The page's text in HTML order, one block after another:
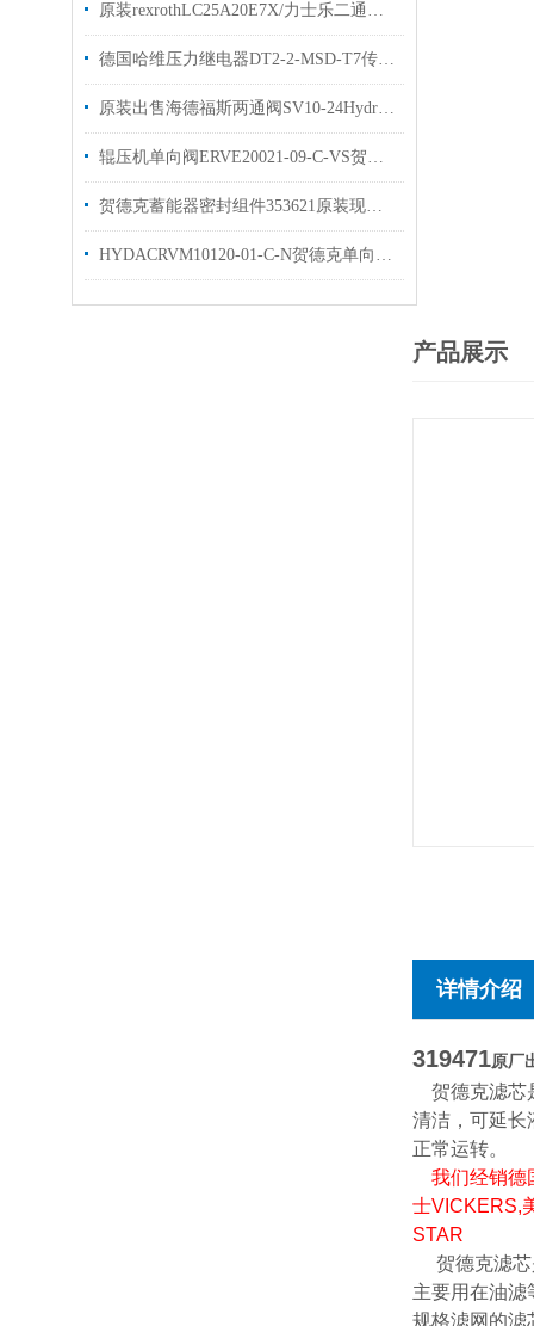
原装rexrothLC25A20E7X/力士乐二通插装阀优势出售有现货
德国哈维压力继电器DT2-2-MSD-T7传感器直销
原装出售海德福斯两通阀SV10-24HydraForce插装阀
辊压机单向阀ERVE20021-09-C-VS贺德克原装库存
贺德克蓄能器密封组件353621原装现货出售
HYDACRVM10120-01-C-N贺德克单向阀现货出售
产品展示
详情介绍
319471原厂
贺德克滤芯
清洁，可延长
正常运转。
我们经销德
士VICKERS,
STAR
贺德克滤芯
主要用在油滤
规格滤网的滤